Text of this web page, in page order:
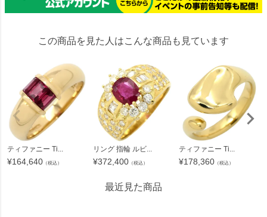
この商品を見た人はこんな商品も見ています
ティファニー Ti...
¥164,640 （税込）
リング 指輪 ルビ...
¥372,400 （税込）
ティファニー Ti...
¥178,360 （税込）
最近見た商品